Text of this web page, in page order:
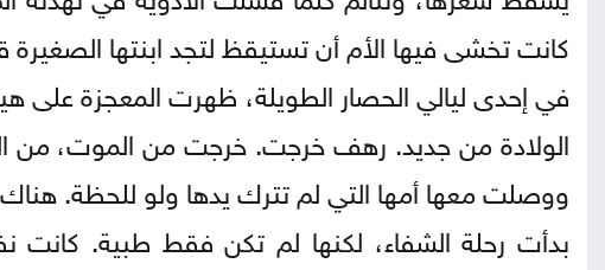
كانت تخشى فيها الأم أن تستيقظ لتجد ابنتها
في إحدى ليالي الحصار الطويلة، ظهرت المعجزة على
الولادة من جديد. رهف خرجت. خرجت من الموت، من
ووصلت معها أمها التي لم تترك يدها ولو للحظة.
بدأت رحلة الشفاء، لكنها لم تكن فقط طبية. كانت